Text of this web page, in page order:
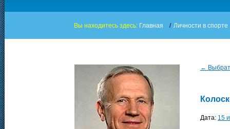
Вы находитесь здесь: Главная / Личности в спорте
←
Дата: 15